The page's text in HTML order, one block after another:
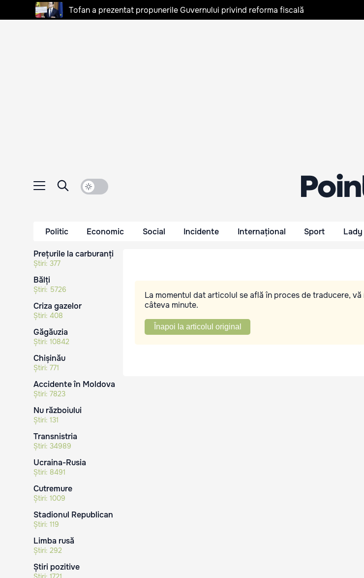
Tofan a prezentat propunerile Guvernului privind reforma fiscală
Politic Economic Social Incidente Internațional Sport Lady
Prețurile la carburanți
Știri: 377
Bălți
Știri: 5726
Criza gazelor
Știri: 408
Găgăuzia
Știri: 10842
Chișinău
Știri: 771
Accidente în Moldova
Știri: 7823
Nu războiului
Știri: 131
Transnistria
Știri: 34989
Ucraina-Rusia
Știri: 8491
Cutremure
Știri: 1009
Stadionul Republican
Știri: 119
Limba rusă
Știri: 292
Știri pozitive
La momentul dat articolul se află în proces de traducere,
câteva minute.
Înapoi la articolul original